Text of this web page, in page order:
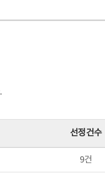
선정건수
9건